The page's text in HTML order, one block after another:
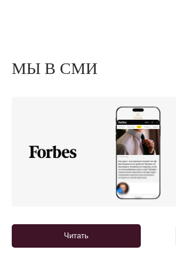
МЫ В СМИ
Читать